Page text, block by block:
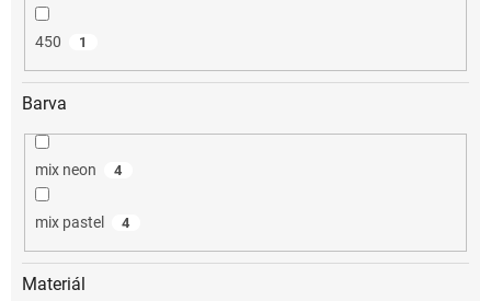
450 1
Barva
mix neon 4
mix pastel 4
Materiál